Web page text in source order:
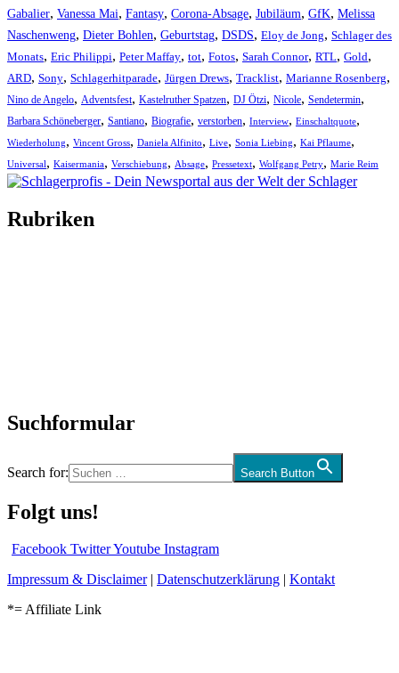
Gabalier, Vanessa Mai, Fantasy, Corona-Absage, Jubiläum, GfK, Melissa
Naschenweng, Dieter Bohlen, Geburtstag, DSDS, Eloy de Jong, Schlager des
Monats, Eric Philippi, Peter Maffay, tot, Fotos, Sarah Connor, RTL, Gold,
ARD, Sony, Schlagerhitparade, Jürgen Drews, Tracklist, Marianne Rosenberg,
Nino de Angelo, Adventsfest, Kastelruther Spatzen, DJ Ötzi, Nicole, Sendetermin,
Barbara Schöneberger, Santiano, Biografie, verstorben, Interview, Einschaltquote,
Wiederholung, Vincent Gross, Daniela Alfinito, Live, Sonia Liebing, Kai Pflaume,
Universal, Kaisermania, Verschiebung, Absage, Pressetext, Wolfgang Petry, Marie Reim
Rubriken
Suchformular
Search for: Search Button
Folgt uns!
Facebook TwitterYoutube Instagram
Impressum & Disclaimer| Datenschutzerklärung | Kontakt
*= Affiliate Link